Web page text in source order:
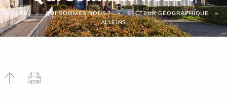
ACCUEIL QUI SOMMES NOUS ?
SECTEUR GÉOGRAPHIQUE
ALLEINS